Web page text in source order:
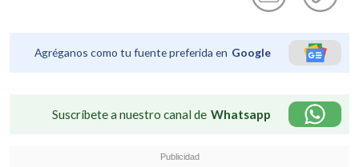
Agréganos como tu fuente preferida en Google
Suscríbete a nuestro canal de Whatsapp